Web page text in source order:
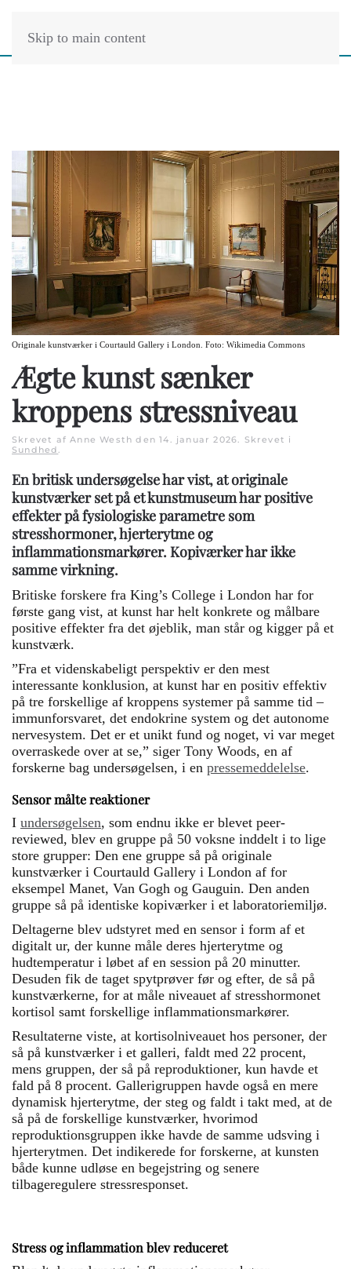
Skip to main content
Originale kunstværker i Courtauld Gallery i London. Foto: Wikimedia Commons
Ægte kunst sænker
kroppens stressniveau
Skrevet af Anne Westh den14. januar 2026. Skrevet i
Sundhed.
En britisk undersøgelse har vist, at originale
kunstværker set på et kunstmuseum har positive
effekter på fysiologiske parametre som
stresshormoner, hjerterytme og
inflammationsmarkører. Kopiværker har ikke
samme virkning.
Britiske forskere fra King’s College i London har for
første gang vist, at kunst har helt konkrete og målbare
positive effekter fra det øjeblik, man står og kigger på et
kunstværk.
”Fra et videnskabeligt perspektiv er den mest
interessante konklusion, at kunst har en positiv effektiv
på tre forskellige af kroppens systemer på samme tid –
immunforsvaret, det endokrine system og det autonome
nervesystem. Det er et unikt fund og noget, vi var meget
overraskede over at se,” siger Tony Woods, en af
forskerne bag undersøgelsen, i en pressemeddelelse.
Sensor målte reaktioner
I undersøgelsen, som endnu ikke er blevet peer-
reviewed, blev en gruppe på 50 voksne inddelt i to lige
store grupper: Den ene gruppe så på originale
kunstværker i Courtauld Gallery i London af for
eksempel Manet, Van Gogh og Gauguin. Den anden
gruppe så på identiske kopiværker i et laboratoriemiljø.
Deltagerne blev udstyret med en sensor i form af et
digitalt ur, der kunne måle deres hjerterytme og
hudtemperatur i løbet af en session på 20 minutter.
Desuden fik de taget spytprøver før og efter, de så på
kunstværkerne, for at måle niveauet af stresshormonet
kortisol samt forskellige inflammationsmarkører.
Resultaterne viste, at kortisolniveauet hos personer, der
så på kunstværker i et galleri, faldt med 22 procent,
mens gruppen, der så på reproduktioner, kun havde et
fald på 8 procent. Gallerigruppen havde også en mere
dynamisk hjerterytme, der steg og faldt i takt med, at de
så på de forskellige kunstværker, hvorimod
reproduktionsgruppen ikke havde de samme udsving i
hjerterytmen. Det indikerede for forskerne, at kunsten
både kunne udløse en begejstring og senere
tilbageregulere stressresponset.
Stress og inflammation blev reduceret